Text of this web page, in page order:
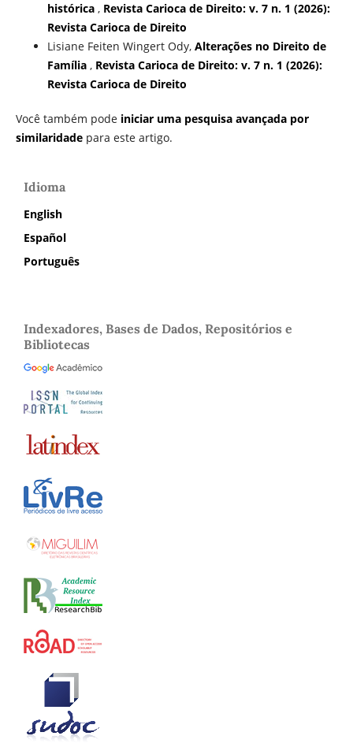
histórica , Revista Carioca de Direito: v. 7 n. 1 (2026):
Revista Carioca de Direito
Lisiane Feiten Wingert Ody, Alterações no Direito de
Família , Revista Carioca de Direito: v. 7 n. 1 (2026):
Revista Carioca de Direito
Você também pode iniciar uma pesquisa avançada por
similaridadepara este artigo.
Idioma
English
Español
Português
Indexadores, Bases de Dados, Repositórios e
Bibliotecas